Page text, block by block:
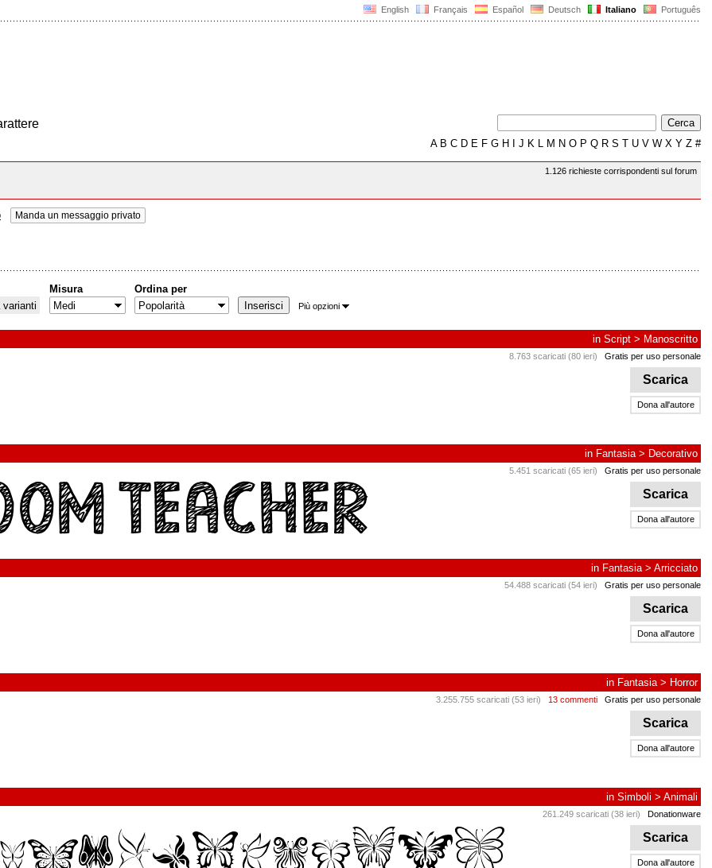
English Français Español Deutsch Italiano Português
AB C D E F G H J K L M N O P Q R S T U V W X Y Z #
1.126 richieste corrispondenti sul forum
Manda un messaggio privato
varianti
Misura Ordina per
Più opzioni
in Script > Manoscritto
8.763 scaricati (80 ieri) Gratis per uso personale
Scarica
Dona all'autore
in Fantasia> Decorativo
5.451 scaricati (65 ieri) Gratis per uso personale
Scarica
Dona all'autore
in Fantasia> Arricciato
54.488 scaricati (54 ieri) Gratis per uso personale
Scarica
Dona all'autore
in Fantasia> Horror
3.255.755 scaricati (53 ieri) 13 commenti Gratis per uso personale
Scarica
Dona all'autore
in Simboli > Animali
261.249 scaricati (38 ieri) Donationware
Scarica
Dona all'autore